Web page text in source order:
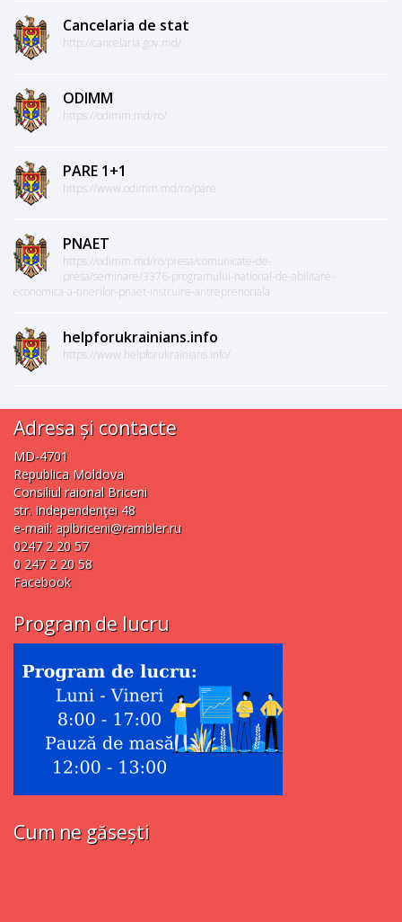
Cancelaria de stat
http://cancelaria.gov.md/
ODIMM
https://odimm.md/ro/
PARE 1+1
https://www.odimm.md/ro/pare
PNAET
https://odimm.md/ro/presa/comunicate-de-
presa/seminare/3376-programului-national-de-abilitare-
economica-a-tinerilor-pnaet-instruire-antreprenoriala
helpforukrainians.info
https://www.helpforukrainians.info/
Adresa și contacte
MD-4701
Republica Moldova
Consiliul raional Briceni
str. Independenţei 48
e-mail: aplbriceni@rambler.ru
0247 2 20 57
0 247 2 20 58
Facebook
Program de lucru
Cum ne găsești